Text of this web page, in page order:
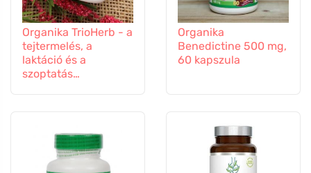
Organika TrioHerb - a
tejtermelés, a
laktáció és a
szoptatás
Organika
Benedictine 500 mg,
60 kapszula